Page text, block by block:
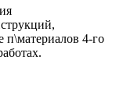
п\материалов 4-го